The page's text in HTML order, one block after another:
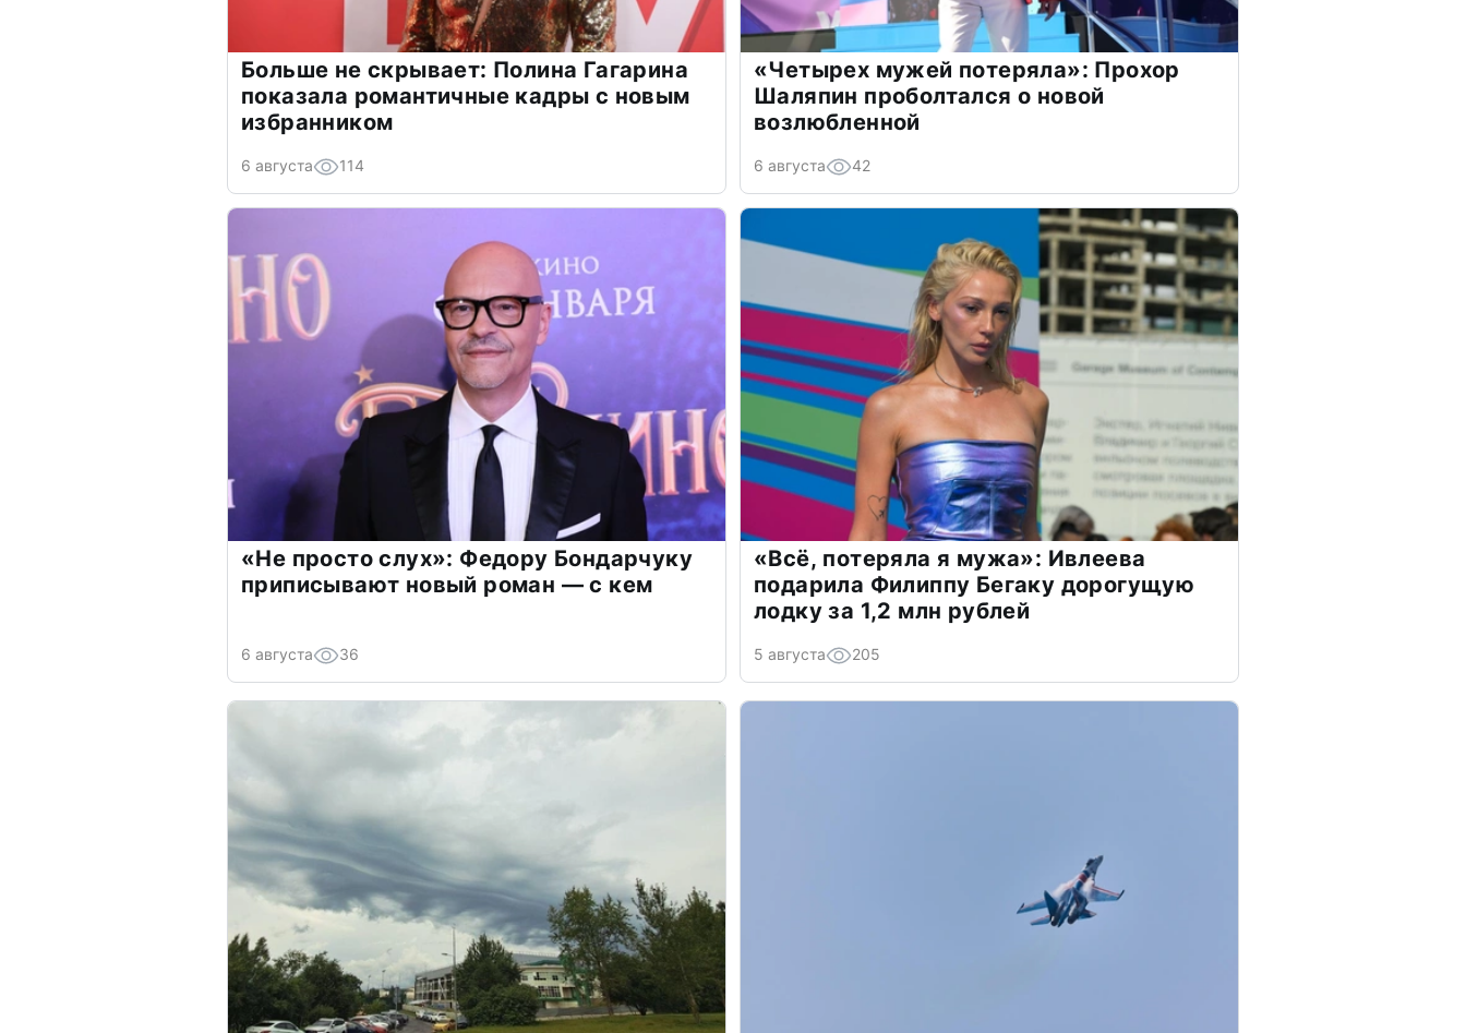
Больше не скрывает: Полина Гагарина
показала романтичные кадры с новым
избранником
6 августа 114
«Четырех мужей потеряла»: Прохор
Шаляпин проболтался о новой
возлюбленной
6 августа 42
«Не просто слух»: Федору Бондарчуку
приписывают новый роман — с кем
6 августа 36
«Всё, потеряла я мужа»: Ивлеева
подарила Филиппу Бегаку дорогущую
лодку за 1,2 млн рублей
5 августа 205